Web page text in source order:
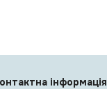
інформація